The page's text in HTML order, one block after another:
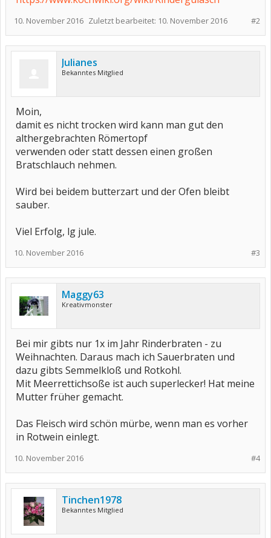
#2
10. November 2016 Zuletzt bearbeitet: 10. November 2016
Julianes
Bekanntes Mitglied
Moin,
damit es nicht trocken wird kann man gut den
althergebrachten Römertopf
verwenden oder statt dessen einen großen
Bratschlauch nehmen.
Wird bei beidem butterzart und der Ofen bleibt
sauber.
Viel Erfolg, lg jule.
#3
10. November 2016
Maggy63
Kreativmonster
Bei mir gibts nur 1x im Jahr Rinderbraten - zu
Weihnachten. Daraus mach ich Sauerbraten und
dazu gibts Semmelkloß und Rotkohl.
Mit Meerrettichsoße ist auch superlecker! Hat meine
Mutter früher gemacht.
Das Fleisch wird schön mürbe, wenn man es vorher
in Rotwein einlegt.
#4
10. November 2016
Tinchen1978
Bekanntes Mitglied